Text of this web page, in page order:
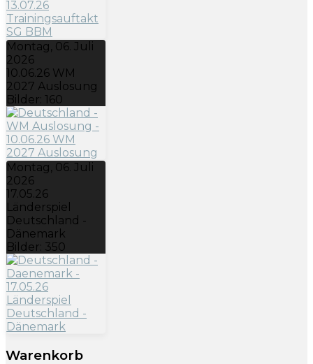
Montag, 06. Juli
2026
10.06.26 WM
2027 Auslosung
Bilder: 160
Montag, 06. Juli
2026
17.05.26
Länderspiel
Deutschland -
Dänemark
Bilder: 350
Warenkorb